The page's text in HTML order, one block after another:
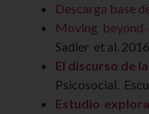
Descarga base
Moving beyond
Sadler et al.
El discurso de
Psicosocial.
Estudio